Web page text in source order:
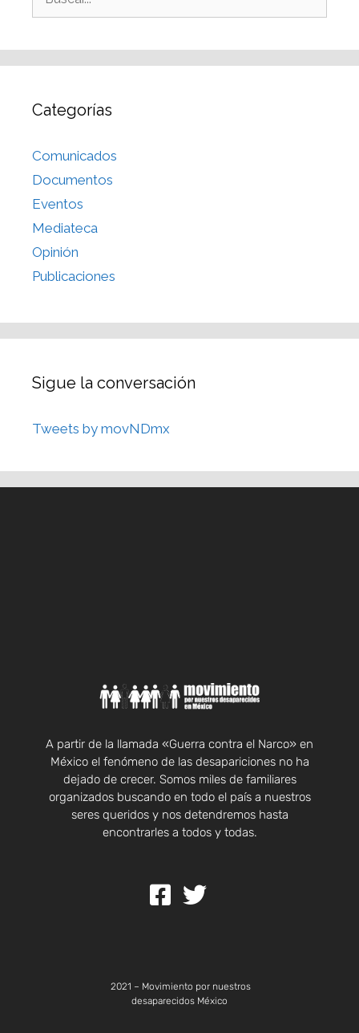
Categorías
Comunicados
Documentos
Eventos
Mediateca
Opinión
Publicaciones
Sigue la conversación
Tweets by movNDmx
A partir de la llamada «Guerra contra el Narco» en
México el fenómeno de las desapariciones no ha
dejado de crecer. Somos miles de familiares
organizados buscando en todo el país a nuestros
seres queridos y nos detendremos hasta
encontrarles a todos y todas.
2021 – Movimiento por nuestros
desaparecidos México